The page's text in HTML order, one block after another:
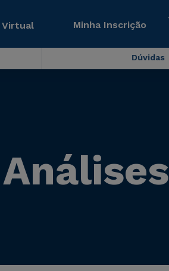
Virtual Minha Inscrição
Dúvidas